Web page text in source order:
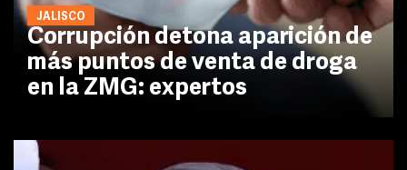
JALISCO
Corrupción detona aparición de
más puntos de venta de droga
en la ZMG: expertos